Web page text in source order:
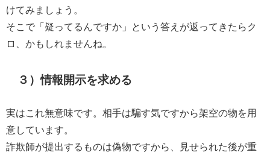
けてみましょう。
そこで「疑ってるんですか」という答えが返ってきたらク
ロ、かもしれませんね。
３）情報開示を求める
実はこれ無意味です。相手は騙す気ですから架空の物を用
意しています。
詐欺師が提出するものは偽物ですから、見せられた後が重